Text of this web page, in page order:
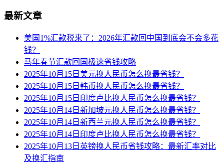
最新文章
美国1%汇款税来了：2026年汇款回中国到底会不会多花
钱？
马年春节汇款回国极速省钱攻略
2025年10月15日美元换人民币怎么换最省钱？
2025年10月15日韩币换人民币怎么换最省钱？
2025年10月15日印度卢比换人民币怎么换最省钱？
2025年10月14日新加坡元换人民币怎么换最省钱？
2025年10月14日新西兰元换人民币怎么换最省钱？
2025年10月14日印度卢比换人民币怎么换最省钱？
2025年10月13日英镑换人民币省钱攻略：最新汇率对比
及换汇指南